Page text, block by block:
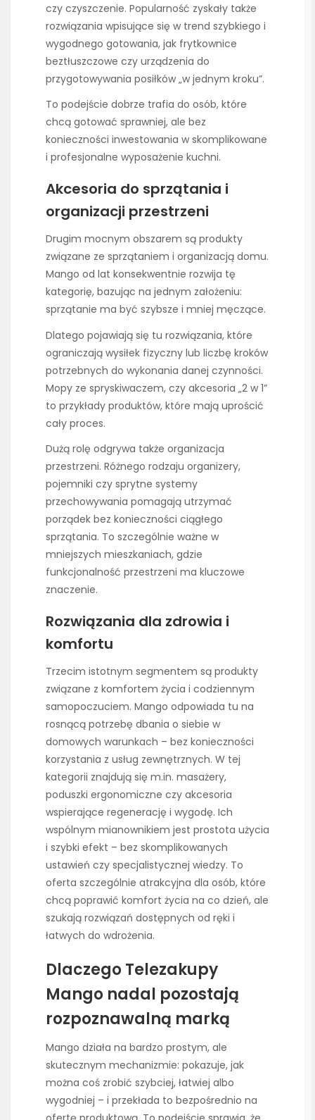
czy czyszczenie. Popularność zyskały także
rozwiązania wpisujące się w trend szybkiego i
wygodnego gotowania, jak frytkownice
beztłuszczowe czy urządzenia do
przygotowywania posiłków „w jednym kroku”.
To podejście dobrze trafia do osób, które
chcą gotować sprawniej, ale bez
konieczności inwestowania w skomplikowane
i profesjonalne wyposażenie kuchni.
Akcesoria do sprzątania i
organizacji przestrzeni
Drugim mocnym obszarem są produkty
związane ze sprzątaniem i organizacją domu.
Mango od lat konsekwentnie rozwija tę
kategorię, bazując na jednym założeniu:
sprzątanie ma być szybsze i mniej męczące.
Dlatego pojawiają się tu rozwiązania, które
ograniczają wysiłek fizyczny lub liczbę kroków
potrzebnych do wykonania danej czynności.
Mopy ze spryskiwaczem, czy akcesoria „2 w 1”
to przykłady produktów, które mają uprościć
cały proces.
Dużą rolę odgrywa także organizacja
przestrzeni. Różnego rodzaju organizery,
pojemniki czy sprytne systemy
przechowywania pomagają utrzymać
porządek bez konieczności ciągłego
sprzątania. To szczególnie ważne w
mniejszych mieszkaniach, gdzie
funkcjonalność przestrzeni ma kluczowe
znaczenie.
Rozwiązania dla zdrowia i
komfortu
Trzecim istotnym segmentem są produkty
związane z komfortem życia i codziennym
samopoczuciem. Mango odpowiada tu na
rosnącą potrzebę dbania o siebie w
domowych warunkach – bez konieczności
korzystania z usług zewnętrznych. W tej
kategorii znajdują się m.in. masażery,
poduszki ergonomiczne czy akcesoria
wspierające regenerację i wygodę. Ich
wspólnym mianownikiem jest prostota użycia
i szybki efekt – bez skomplikowanych
ustawień czy specjalistycznej wiedzy. To
oferta szczególnie atrakcyjna dla osób, które
chcą poprawić komfort życia na co dzień, ale
szukają rozwiązań dostępnych od ręki i
łatwych do wdrożenia.
Dlaczego Telezakupy
Mango nadal pozostają
rozpoznawalną marką
Mango działa na bardzo prostym, ale
skutecznym mechanizmie: pokazuje, jak
można coś zrobić szybciej, łatwiej albo
wygodniej – i przekłada to bezpośrednio na